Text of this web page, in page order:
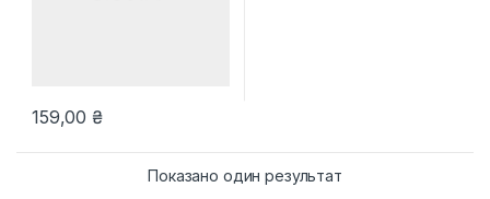
159,00₴
Показано один результат